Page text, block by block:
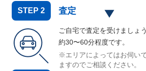
STEP 2 査定
ご自宅で査定を受けましょ
約30〜60分程度です。
※エリアによってはお伺い
ますのでご相談ください。